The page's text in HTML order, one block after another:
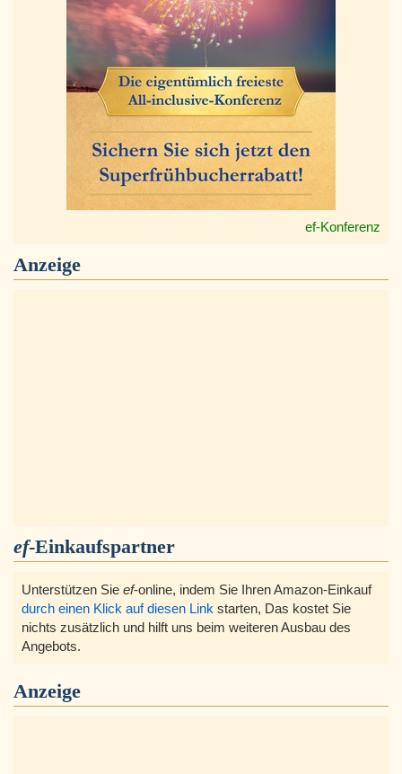
ef-Konferenz
Anzeige
ef-Einkaufspartner
Unterstützen Sie ef-online, indem Sie Ihren Amazon-Einkauf
durch einen Klick auf diesen Link starten, Das kostet Sie
nichts zusätzlich und hilft uns beim weiteren Ausbau des
Angebots.
Anzeige